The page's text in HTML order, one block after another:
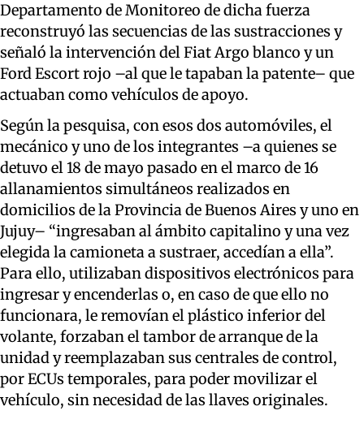
Departamento de Monitoreo de dicha fuerza
reconstruyó las secuencias de las sustracciones y
señaló la intervención del Fiat Argo blanco y un
Ford Escort rojo –al que le tapaban la patente– que
actuaban como vehículos de apoyo.
Según la pesquisa, con esos dos automóviles, el
mecánico y uno de los integrantes –a quienes se
detuvo el 18 de mayo pasado en el marco de 16
allanamientos simultáneos realizados en
domicilios de la Provincia de Buenos Aires y uno en
Jujuy– “ingresaban al ámbito capitalino y una vez
elegida la camioneta a sustraer, accedían a ella”.
Para ello, utilizaban dispositivos electrónicos para
ingresar y encenderlas o, en caso de que ello no
funcionara, le removían el plástico inferior del
volante, forzaban el tambor de arranque de la
unidad y reemplazaban sus centrales de control,
por ECUs temporales, para poder movilizar el
vehículo, sin necesidad de las llaves originales.